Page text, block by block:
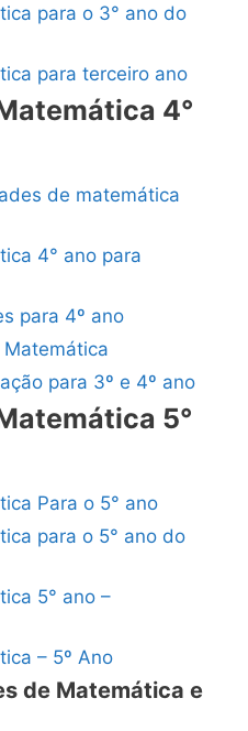
para o 3° ano do
para terceiro ano
4°
de matemática
4° ano para
para 4º ano
para 3º e 4º ano
5°
Para o 5° ano
para o 5° ano do
5° ano –
– 5º Ano
de Matemática e